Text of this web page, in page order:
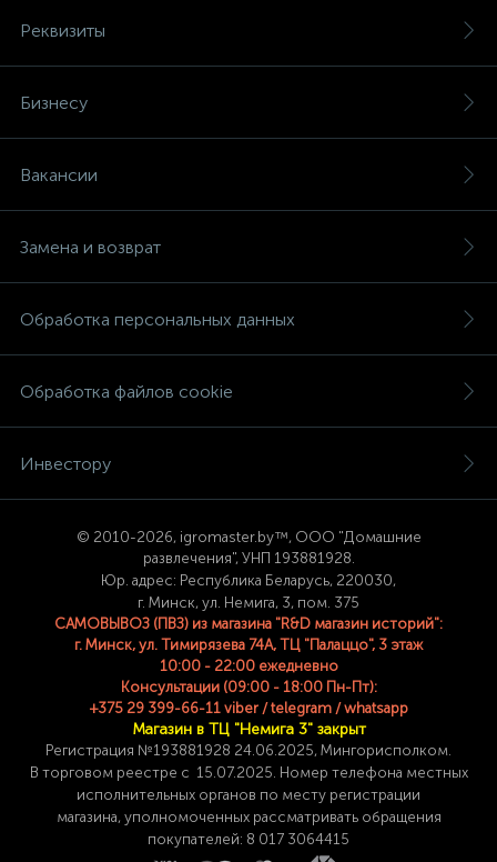
Реквизиты
Бизнесу
Вакансии
Замена и возврат
Обработка персональных данных
Обработка файлов cookie
Инвестору
© 2010-2026, igromaster.by™, ООО "Домашние
развлечения", УНП 193881928.
Юр. адрес: Республика Беларусь, 220030,
г. Минск, ул. Немига, 3, пом. 375
САМОВЫВОЗ (ПВЗ) из магазина "R&D магазин историй":
г. Минск, ул. Тимирязева 74A, ТЦ "Палаццо", 3 этаж
10:00 - 22:00 ежедневно
Консультации (09:00 - 18:00 Пн-Пт):
+375 29 399-66-11 viber / telegram / whatsapp
Магазин в ТЦ "Немига 3" закрыт
Регистрация №193881928 24 .06.2025, Мингорисполком.
В торговом реестре с 15.07.2025. Номер телефона местных
исполнительных органов по месту регистрации
магазина,уполномоченных рассматривать обращения
покупателей: 8 017 3064415